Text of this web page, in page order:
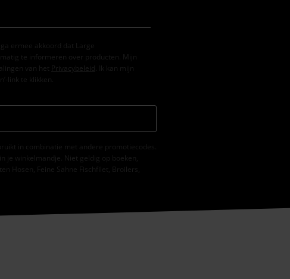
ermee akkoord dat Large
te informeren over producten. Mijn
van het
Privacybeleid . Ik kan mijn
link te klikken.
in combinatie met andere promotiecodes.
je winkelmandje. Niet geldig op boeken,
Hosen, Feine Sahne Fischfilet, Broilers,